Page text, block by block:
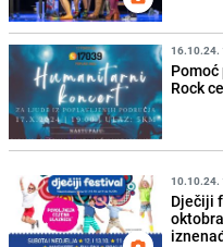
16.10.24.
Rock
10.10.24.
Dječiji